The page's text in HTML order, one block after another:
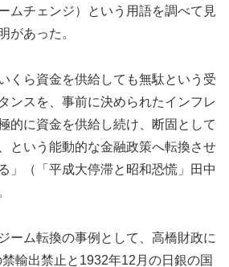
ムチェンジ）という用語を調べて見
があった。
くら資金を供給しても無駄という受
ンスを、事前に決められたインフレ
的に資金を供給し続け、断固として
という能動的な金融政策へ転換させ
」（「平成大停滞と昭和恐慌」田中
ーム転換の事例として、高橋財政に
輸出禁止と1932年12月の日銀の国